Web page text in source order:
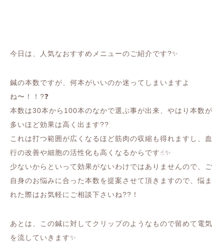
今日は、人気なおすすめメニューのご紹介です?✨
鍼の本数ですが、何本がいいのか迷ってしまいますよ
ね〜！！?❓
本数は30本から100本のなかで選ぶ事が出来、やはり本数が
多いほど効果は高く出ます??
これは打つ範囲が広くなるほど筋肉の収縮も得れますし、血
行の改善や細胞の活性化も高くなるからです☝︎✨
少ないからといって効果がないわけではありませんので、ご
自身のお悩みに合った本数を提案させて頂きますので、悩ま
れた際はお気軽にご相談下さいね??！
あとは、この鍼に対してクリップのようなもので留めて電気
を流していきます✨